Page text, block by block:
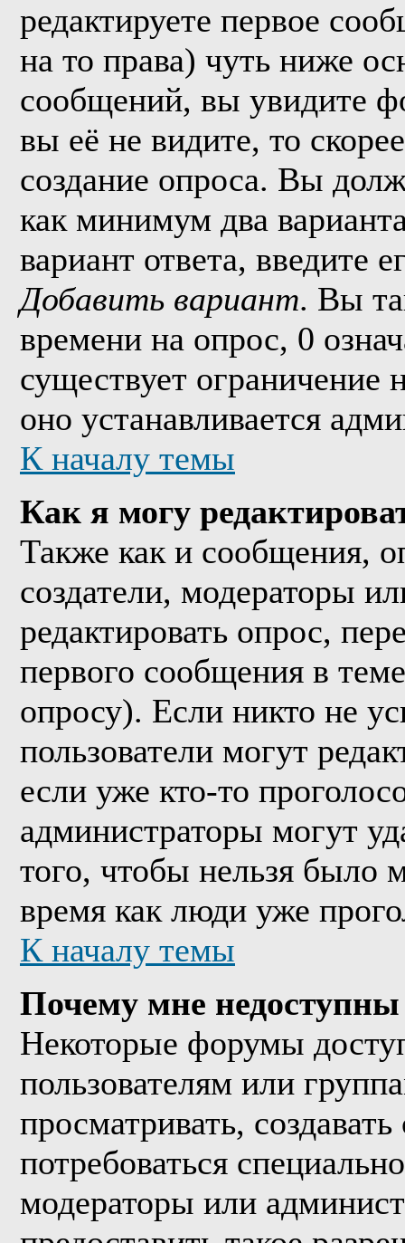
редактируете первое
на то права) чуть ниже
сообщений, вы увидите
вы её не видите, то
создание опроса. Вы
как минимум два
вариант ответа, введите
Добавить вариант. Вы
времени на опрос, 0
существует ограничение
оно устанавливается
К началу темы
Как я могу
Также как и сообщения,
создатели, модераторы
редактировать опрос,
первого сообщения в
опросу). Если никто не
пользователи могут
если уже кто-то
администраторы могут
того, чтобы нельзя было
время как люди уже
К началу темы
Почему мне
Некоторые форумы
пользователям или
просматривать,
потребоваться
модераторы или